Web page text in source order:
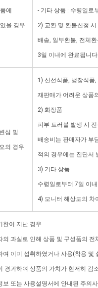
에
을 경우
- 기타 상품 : 수령일로
2) 교환 및 환불신청
배송, 일부환불, 전체
3일 이내에 완료됩니
심 및
의 경우
1) 신선식품, 냉장식품
재판매가 어려운 상품
2) 화장품
피부 트러블 발생 시
배송비는 판매자가 부
적의 경우에는 진단서
3) 기타 상품
수령일로부터 7일 이
4) 모니터 해상도의 차
한이 지난 경우
의 과실로 인해 상품 및 구성품의
여 이미 섭취하였거나 사용(착용 및
경과하여 상품의 가치가 현저히 감
보 또는 사용설명서에 안내된 주의